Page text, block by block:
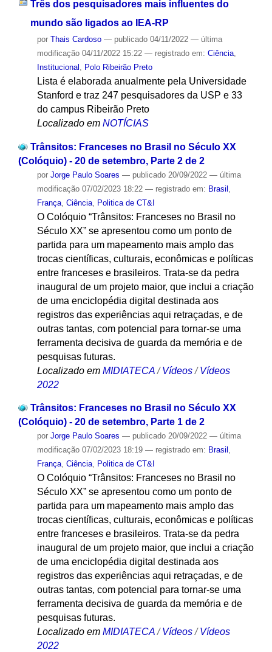
Três dos pesquisadores mais influentes do
mundo são ligados ao IEA-RP
por Thais Cardoso — publicado04/11/2022 — última
modificação04/11/2022 15:22 — registrado em: Ciência,
Institucional , Polo Ribeirão Preto
Lista é elaborada anualmente pela Universidade
Stanford e traz 247 pesquisadores da USP e 33
do campus Ribeirão Preto
Localizado em NOTÍCIAS
Trânsitos: Franceses no Brasil no Século XX
(Colóquio) - 20 de setembro, Parte 2 de 2
por Jorge Paulo Soares — publicado20/09/2022 — última
modificação07/02/2023 18:22 — registrado em: Brasil
França, Ciência, Politica de CT&I
O Colóquio “Trânsitos: Franceses no Brasil no
Século XX” se apresentou como um ponto de
partida para um mapeamento mais amplo das
trocas científicas, culturais, econômicas e políticas
entre franceses e brasileiros. Trata-se da pedra
inaugural de um projeto maior, que inclui a criação
de uma enciclopédia digital destinada aos
registros das experiências aqui retraçadas, e de
outras tantas, com potencial para tornar-se uma
ferramenta decisiva de guarda da memória e de
pesquisas futuras.
Localizado em MIDIATECA /Vídeos /Vídeos
2022
Trânsitos: Franceses no Brasil no Século XX
(Colóquio) - 20 de setembro, Parte 1 de 2
por Jorge Paulo Soares — publicado20/09/2022 — última
modificação07/02/2023 18:19 — registrado em: Brasil ,
França, Ciência, Politica de CT&I
O Colóquio “Trânsitos: Franceses no Brasil no
Século XX” se apresentou como um ponto de
partida para um mapeamento mais amplo das
trocas científicas, culturais, econômicas e políticas
entre franceses e brasileiros. Trata-se da pedra
inaugural de um projeto maior, que inclui a criação
de uma enciclopédia digital destinada aos
registros das experiências aqui retraçadas, e de
outras tantas, com potencial para tornar-se uma
ferramenta decisiva de guarda da memória e de
pesquisas futuras.
Localizado em MIDIATECA / Vídeos / Vídeos
2022